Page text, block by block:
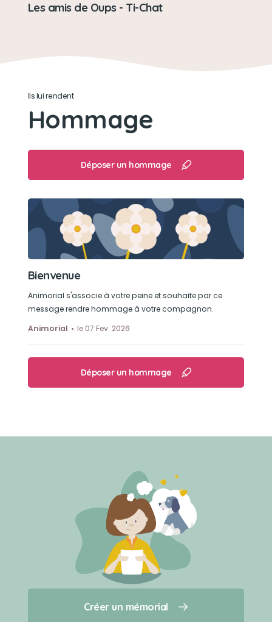
Créer un mémorial
Qui sommes-nous ?
Jamais de bêtise!
Affectueux, chat-cloune, rigolo, colleux, me suis
Son jouet préféré
Son loisir préféré
Jouer avec une petit corde 😸!
Les amis de Oups - Ti-Chat
Ils lui rendent
Hommage
Déposer un hommage
Bienvenue
Animorial s'associe à votre peine et souhaite par ce
message rendre hommage à votre compagnon.
Animorial
le 07 Fev. 2026
Déposer un hommage
Créer un mémorial